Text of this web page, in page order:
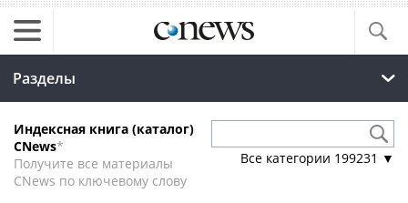
Разделы
Индексная книга (каталог)
CNews*
Получите все материалы
CNews по ключевому слову
Все категории 199231 ▼